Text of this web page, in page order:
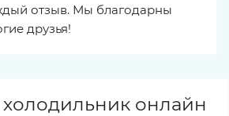
отзыв. Мы благодарны
друзья!
онлайн